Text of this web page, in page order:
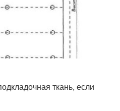
ткань, если